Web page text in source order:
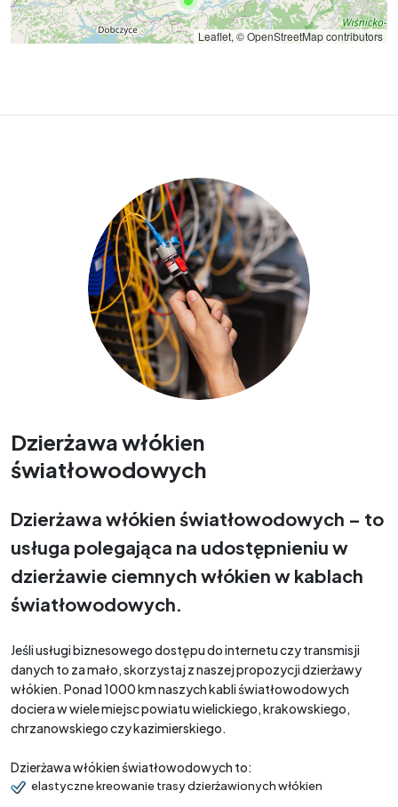
Leaflet, ©OpenStreetMapcontributors
Dzierżawa włókien
światłowodowych
Dzierżawa włókien światłowodowych – to
usługa polegająca na udostępnieniu w
dzierżawie ciemnych włókien w kablach
światłowodowych.
Jeśli usługi biznesowego dostępu do internetu czy transmisji
danych to za mało, skorzystaj z naszej propozycji dzierżawy
włókien. Ponad 1000 km naszych kabli światłowodowych
dociera w wiele miejsc powiatu wielickiego, krakowskiego,
chrzanowskiego czy kazimierskiego.
Dzierżawa włókien światłowodowych to:
elastyczne kreowanie trasy dzierżawionych włókien